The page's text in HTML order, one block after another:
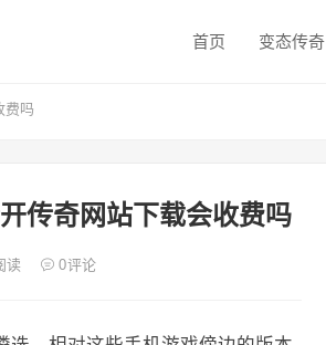
首页 变态传奇
费吗
传奇网站下载会收费吗
读 0评论